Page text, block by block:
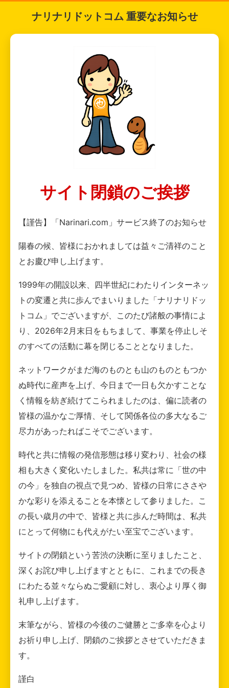
ナリナリドットコム 重要なお知らせ
サイト閉鎖のご挨拶
【謹告】「Narinari.com」サービス終了のお知らせ
陽春の候、皆様におかれましては益々ご清祥のこと
とお慶び申し上げます。
1999年の開設以来、四半世紀にわたりインターネッ
トの変遷と共に歩んでまいりました「ナリナリドッ
トコム」でございますが、このたび諸般の事情によ
り、2026年2月末日をもちまして、事業を停止しそ
のすべての活動に幕を閉じることとなりました。
ネットワークがまだ海のものとも山のものともつか
ぬ時代に産声を上げ、今日まで一日も欠かすことな
く情報を紡ぎ続けてこられましたのは、偏に読者の
皆様の温かなご厚情、そして関係各位の多大なるご
尽力があったればこそでございます。
時代と共に情報の発信形態は移り変わり、社会の様
相も大きく変化いたしました。私共は常に「世の中
の今」を独自の視点で見つめ、皆様の日常にささや
かな彩りを添えることを本懐として参りました。こ
の長い歳月の中で、皆様と共に歩んだ時間は、私共
にとって何物にも代えがたい至宝でございます。
サイトの閉鎖という苦渋の決断に至りましたこと、
深くお詫び申し上げますとともに、これまでの長き
にわたる並々ならぬご愛顧に対し、衷心より厚く御
礼申し上げます。
末筆ながら、皆様の今後のご健勝とご多幸を心より
お祈り申し上げ、閉鎖のご挨拶とさせていただきま
す。
謹白